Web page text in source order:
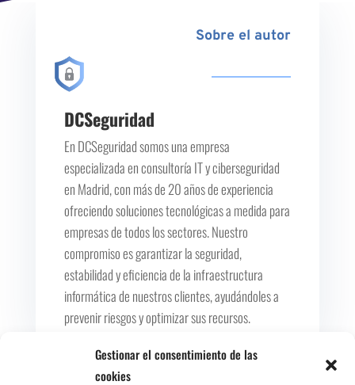
Gestionar el consentimiento de las
cookies
Sobre el autor
DCSeguridad
En DCSeguridad somos una empresa
especializada en consultoría IT y ciberseguridad
en Madrid, con más de 20 años de experiencia
ofreciendo soluciones tecnológicas a medida para
empresas de todos los sectores. Nuestro
compromiso es garantizar la seguridad,
estabilidad y eficiencia de la infraestructura
informática de nuestros clientes, ayudándoles a
prevenir riesgos y optimizar sus recursos.